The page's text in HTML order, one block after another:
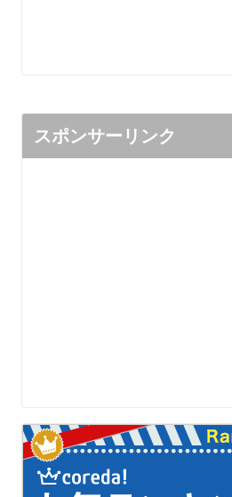
スポンサーリンク